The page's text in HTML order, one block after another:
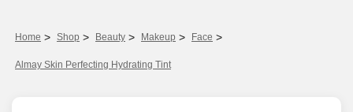
Home > Shop > Beauty > Makeup > Face >
Almay Skin Perfecting Hydrating Tint